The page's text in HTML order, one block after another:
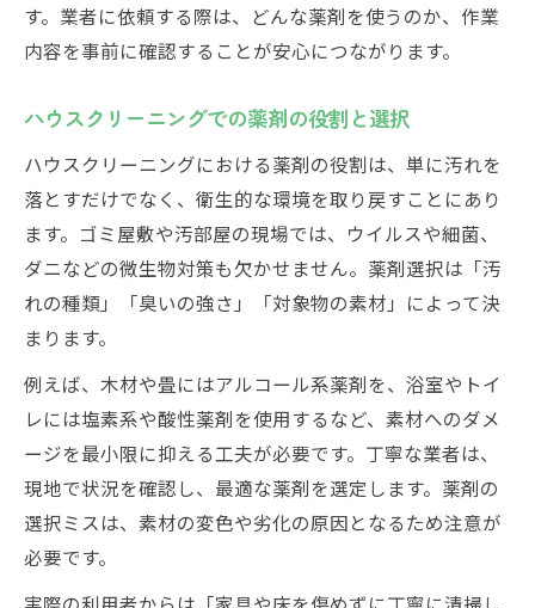
す。業者に依頼する際は、どんな薬剤を使うのか、作業
内容を事前に確認することが安心につながります。
ハウスクリーニングでの薬剤の役割と選択
ハウスクリーニングにおける薬剤の役割は、単に汚れを
落とすだけでなく、衛生的な環境を取り戻すことにあり
ます。ゴミ屋敷や汚部屋の現場では、ウイルスや細菌、
ダニなどの微生物対策も欠かせません。薬剤選択は「汚
れの種類」「臭いの強さ」「対象物の素材」によって決
まります。
例えば、木材や畳にはアルコール系薬剤を、浴室やトイ
レには塩素系や酸性薬剤を使用するなど、素材へのダメ
ージを最小限に抑える工夫が必要です。丁寧な業者は、
現地で状況を確認し、最適な薬剤を選定します。薬剤の
選択ミスは、素材の変色や劣化の原因となるため注意が
必要です。